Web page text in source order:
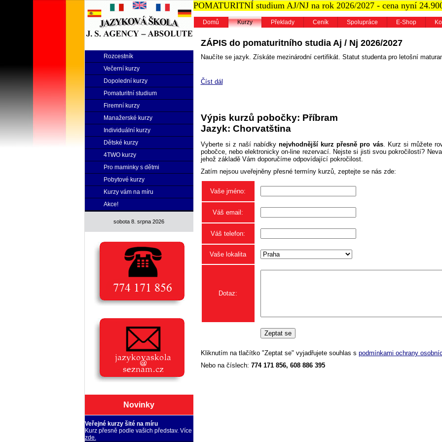
Rozcestník
Večerní kurzy
Dopolední kurzy
Pomaturitní studium
Firemní kurzy
Manažerské kurzy
Individuální kurzy
Dětské kurzy
4TWO kurzy
Pro maminky s dětmi
Pobytové kurzy
Kurzy vám na míru
Akce!
sobota 8. srpna 2026
Novinky
Veřejné kurzy šité na míru
Kurz přesně podle vašich představ. Více
zde.
POMATURITNÍ studium AJ/NJ na rok 2026/2027 - cena nyní
Domů Kurzy Překlady Ceník Spolupráce E-Shop
ZÁPIS do pomaturitního studia Aj / Nj 2026/2027
Naučíte se jazyk. Získáte mezinárodní certifikát. Statut studenta pro letošní
Číst dál
Výpis kurzů pobočky: Příbram
Jazyk: Chorvatština
Vyberte si z naší nabídkynejvhodnější kurz přesně pro vás. Kurz si můžete
pobočce, nebo elektronicky on-line rezervací. Nejste si jisti svou pokročilostí?
jehož základě Vám doporučíme odpovídající pokročilost.
Zatím nejsou uveřejněny přesné termíny kurzů, zeptejte se nás zde:
Vaše jméno:
Váš email:
Váš telefon:
Vaše lokalita
Dotaz:
Kliknutím na tlačítko "Zeptat se" vyjadřujete souhlas s podmínkami ochrany
Nebo na číslech: 774 171 856, 608 886 395